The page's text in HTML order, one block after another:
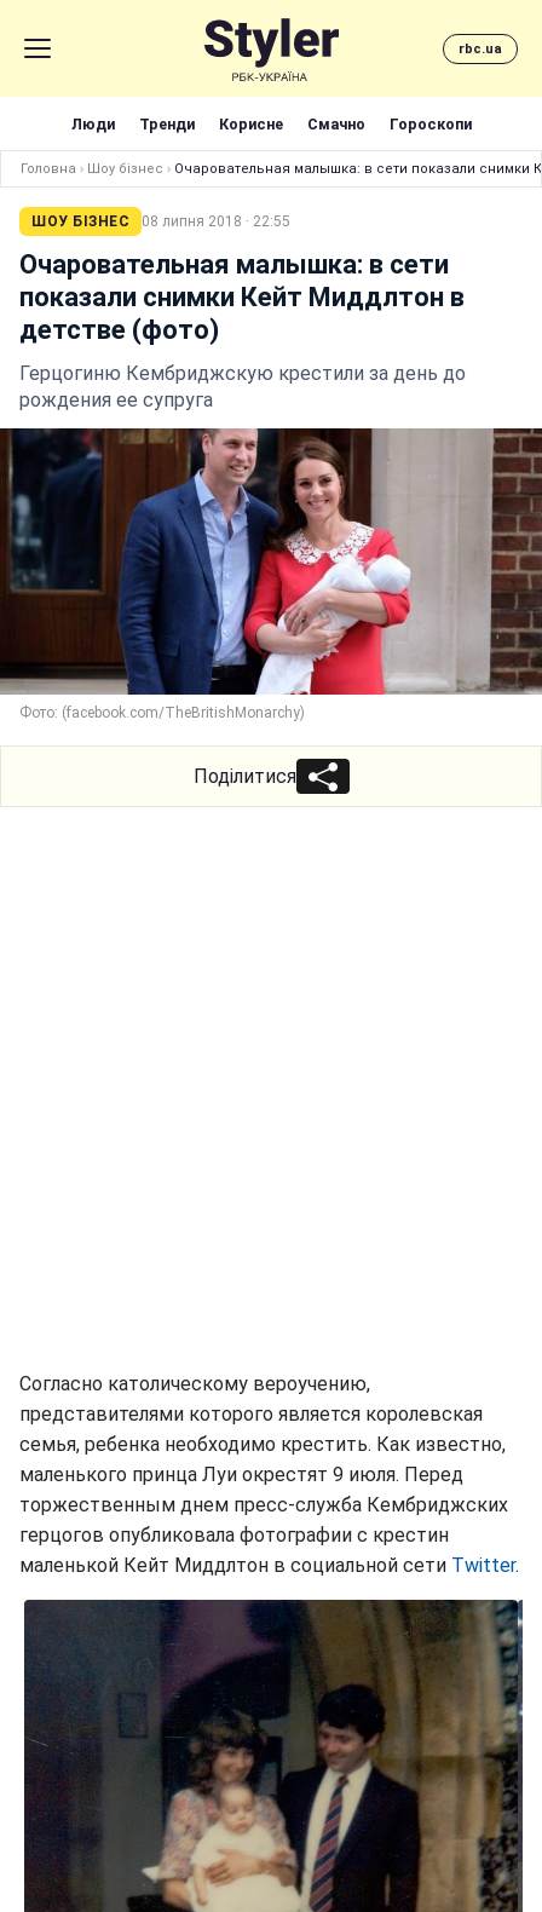
rbc.ua
Люди Тренди Корисне Смачно Гороскопи
Головна › Шоу бізнес › Очаровательная малышка: в сети показали снимки
ШОУ БІЗНЕС 08 липня 2018 · 22:55
Очаровательная малышка: в сети
показали снимки Кейт Миддлтон в
детстве (фото)
Герцогиню Кембриджскую крестили за день до
рождения ее супруга
Фото: (facebook.com/TheBritishMonarchy)
Поділитися
Согласно католическому вероучению,
представителями которого является королевская
семья, ребенка необходимо крестить. Как известно,
маленького принца Луи окрестят 9 июля. Перед
торжественным днем пресс-служба Кембриджских
герцогов опубликовала фотографии с крестин
маленькой Кейт Миддлтон в социальной сети Twitter.